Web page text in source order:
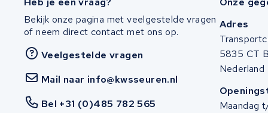
Stella
Winther
Zuchetti
E-kuma
Bekijk onze pagina met veelgestelde vragen
of neem direct contact met ons op.
Veelgestelde vragen
Mail naar info@kwsseuren.nl
Bel +31 (0)485 782 565
Adres
5835 CT
Nederland
Maandag